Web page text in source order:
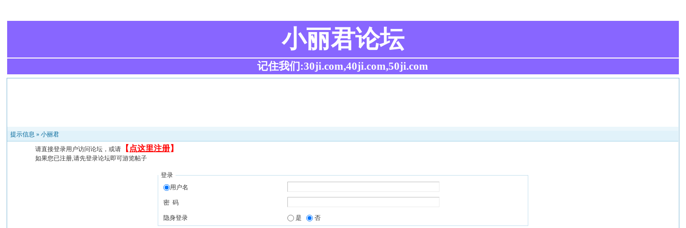
小丽君论坛
记住我们:30ji.com,40ji.com,50ji.com
提示信息 »小丽君
请直接登录用户访问论坛，或请 【 点这里注册】
如果您已注册,请先登录论坛即可游览帖子
登录
用户名
密 码
隐身登录 是 否